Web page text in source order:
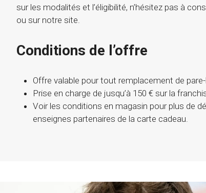
sur les modalités et l’éligibilité, n’hésitez pas à
ou sur notre site.
Conditions de l’offre
Offre valable pour tout remplacement de
Prise en charge de jusqu’à 150 € sur la
Voir les conditions en magasin pour plus de
enseignes partenaires de la carte cadeau.